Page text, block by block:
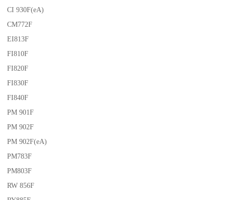
CI 930F(eA)
CM772F
EI813F
FI810F
FI820F
FI830F
FI840F
PM 901F
PM 902F
PM 902F(eA)
PM783F
PM803F
RW 856F